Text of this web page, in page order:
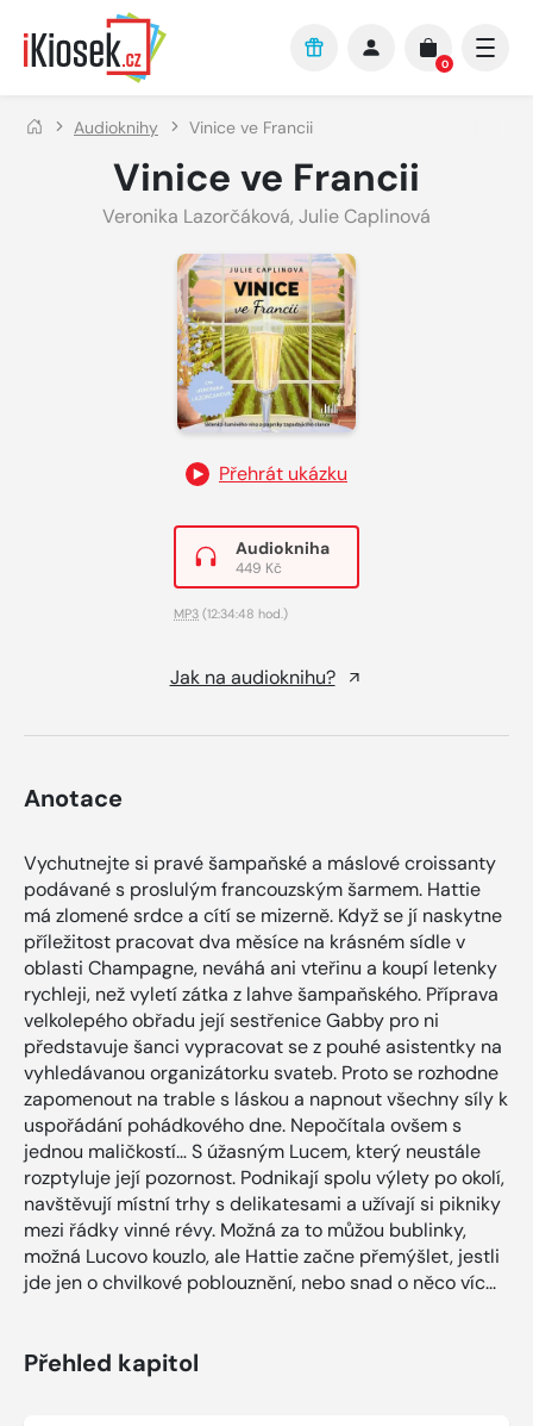
Přejít na hlavní obsah
0
Audioknihy Vinice ve Francii
Vinice ve Francii
Veronika Lazorčáková, Julie Caplinová
Přehrát ukázku
Audiokniha
449 Kč
MP3 (12:34:48 hod.)
Jak na audioknihu?
Anotace
Vychutnejte si pravé šampaňské a máslové croissanty
podávané s proslulým francouzským šarmem. Hattie
má zlomené srdce a cítí se mizerně. Když se jí naskytne
příležitost pracovat dva měsíce na krásném sídle v
oblasti Champagne, neváhá ani vteřinu a koupí letenky
rychleji, než vyletí zátka z lahve šampaňského. Příprava
velkolepého obřadu její sestřenice Gabby pro ni
představuje šanci vypracovat se z pouhé asistentky na
vyhledávanou organizátorku svateb. Proto se rozhodne
zapomenout na trable s láskou a napnout všechny síly k
uspořádání pohádkového dne. Nepočítala ovšem s
jednou maličkostí… S úžasným Lucem, který neustále
rozptyluje její pozornost. Podnikají spolu výlety po okolí,
navštěvují místní trhy s delikatesami a užívají si pikniky
mezi řádky vinné révy. Možná za to můžou bublinky,
možná Lucovo kouzlo, ale Hattie začne přemýšlet, jestli
jde jen o chvilkové poblouznění, nebo snad o něco víc...
Přehled kapitol